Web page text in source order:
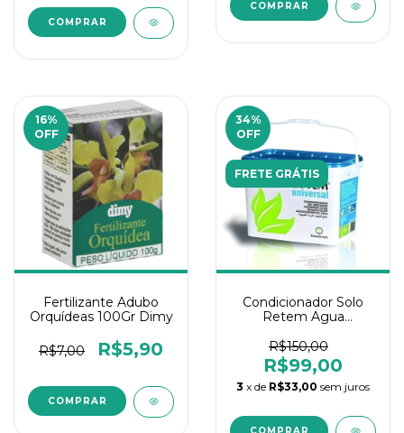
16%
OFF
Fertilizante Adubo
Orquídeas 100Gr Dimy
R$7,00 R$5,90
34%
OFF
FRETE GRÁTIS
Condicionador Solo
Retem Agua
Nutrientes 250Gr
R$150,00
R$99,00
3 x de R$33,00 sem juros